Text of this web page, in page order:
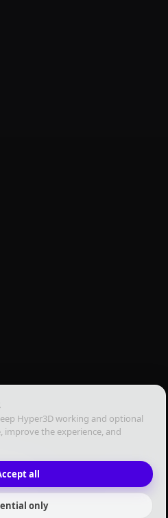
Hyper3D working and optional
improve the experience, and
all
only
보유
한국어